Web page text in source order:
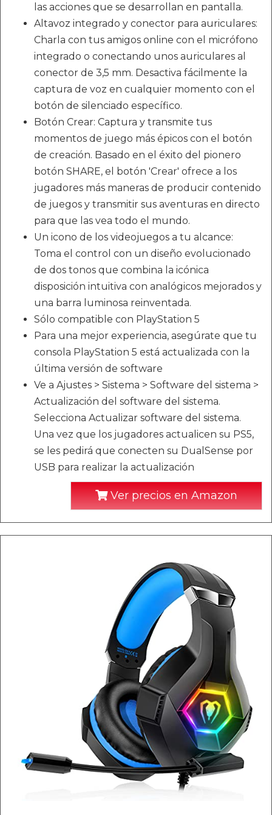
las acciones que se desarrollan en pantalla.
Altavoz integrado y conector para auriculares:
Charla con tus amigos online con el micrófono
integrado o conectando unos auriculares al
conector de 3,5 mm. Desactiva fácilmente la
captura de voz en cualquier momento con el
botón de silenciado específico.
Botón Crear: Captura y transmite tus
momentos de juego más épicos con el botón
de creación. Basado en el éxito del pionero
botón SHARE, el botón 'Crear' ofrece a los
jugadores más maneras de producir contenido
de juegos y transmitir sus aventuras en directo
para que las vea todo el mundo.
Un icono de los videojuegos a tu alcance:
Toma el control con un diseño evolucionado
de dos tonos que combina la icónica
disposición intuitiva con analógicos mejorados y
una barra luminosa reinventada.
Sólo compatible con PlayStation 5
Para una mejor experiencia, asegúrate que tu
consola PlayStation 5 está actualizada con la
última versión de software
Ve a Ajustes > Sistema > Software del sistema >
Actualización del software del sistema.
Selecciona Actualizar software del sistema.
Una vez que los jugadores actualicen su PS5,
se les pedirá que conecten su DualSense por
USB para realizar la actualización
Ver precios en Amazon